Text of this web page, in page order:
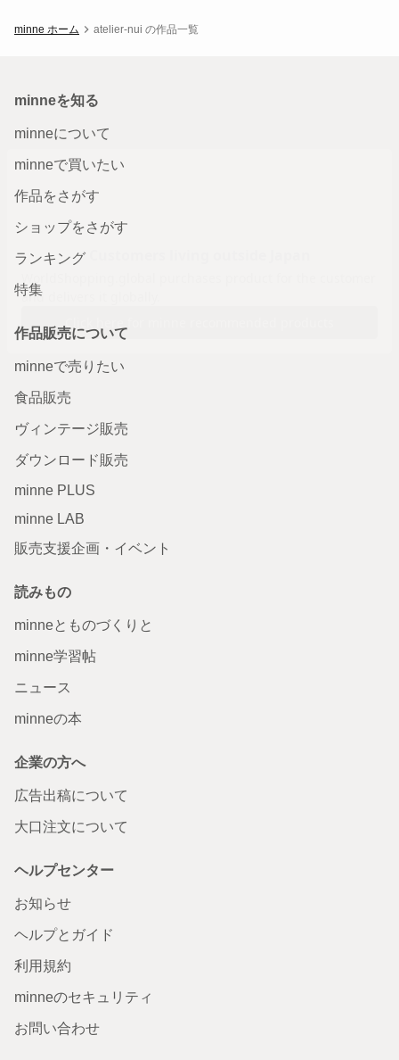
minne ホーム atelier-nui の作品一覧
minneを知る
minneについて
minneで買いたい
作品をさがす
ショップをさがす
ランキング
特集
作品販売について
minneで売りたい
食品販売
ヴィンテージ販売
ダウンロード販売
minne PLUS
minne LAB
販売支援企画・イベント
読みもの
minneとものづくりと
minne学習帖
ニュース
minneの本
企業の方へ
広告出稿について
大口注文について
ヘルプセンター
お知らせ
ヘルプとガイド
利用規約
minneのセキュリティ
お問い合わせ